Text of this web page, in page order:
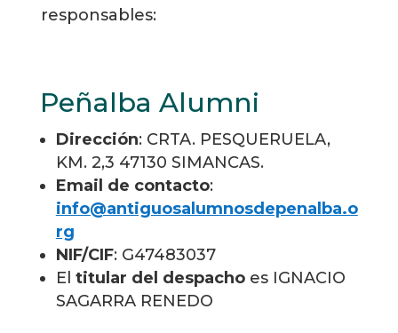
responsables:
Peñalba Alumni
Dirección: CRTA. PESQUERUELA,
KM. 2,3 47130 SIMANCAS.
Email de contacto:
info@antiguosalumnosdepenalba.o
rg
NIF/CIF: G47483037
El titular del despachoes IGNACIO
SAGARRA RENEDO